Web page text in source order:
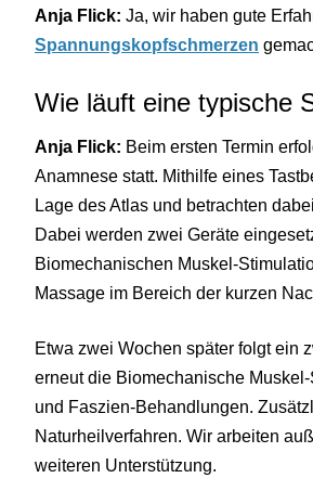
Anja Flick: Ja, wir haben gute
Spannungskopfschmerzen
Wie läuft eine typische
Anja Flick: Beim ersten Termin
Anamnese statt. Mithilfe eines
Lage des Atlas und betrachten
Dabei werden zwei Geräte
Biomechanischen Muskel-
Massage im Bereich der kurzen
Etwa zwei Wochen später folgt ein
erneut die Biomechanische
und Faszien-Behandlungen.
Naturheilverfahren. Wir arbeiten
weiteren Unterstützung.